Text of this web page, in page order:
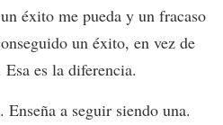
éxito me pueda y un fracaso
un éxito, en vez de
es la diferencia.
a seguir siendo una.